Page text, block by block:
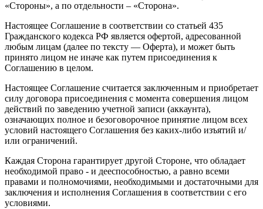
«Стороны», а по отдельности – «Сторона».
Настоящее Соглашение в соответствии со статьей 435
Гражданского кодекса РФ является офертой, адресованной
любым лицам (далее по тексту — Оферта), и может быть
принято лицом не иначе как путем присоединения к
Соглашению в целом.
Настоящее Соглашение считается заключенным и приобретает
силу договора присоединения с момента совершения лицом
действий по заведению учетной записи (аккаунта),
означающих полное и безоговорочное принятие лицом всех
условий настоящего Соглашения без каких-либо изъятий и/
или ограничений.
Каждая Сторона гарантирует другой Стороне, что обладает
необходимой право - и дееспособностью, а равно всеми
правами и полномочиями, необходимыми и достаточными для
заключения и исполнения Соглашения в соответствии с его
условиями.